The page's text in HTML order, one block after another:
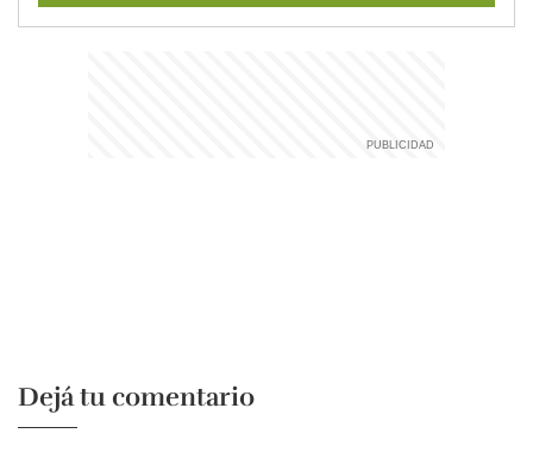
Dejá tu comentario